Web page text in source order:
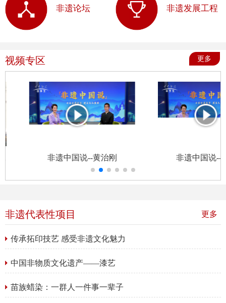
非遗论坛 非遗发展工程
视频专区 更多
非遗中国说--黄治刚 非遗中国说--
非遗代表性项目 更多
传承拓印技艺 感受非遗文化魅力
中国非物质文化遗产——漆艺
苗族蜡染：一群人一件事一辈子